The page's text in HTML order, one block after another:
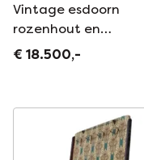
Vintage esdoorn
rozenhout en
messing kaptafel
€ 18.500,-